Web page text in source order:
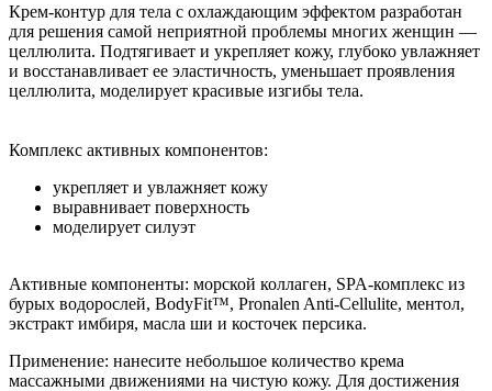
Крем-контур для тела с охлаждающим эффектом разработан
для решения самой неприятной проблемы многих женщин —
целлюлита. Подтягивает и укрепляет кожу, глубоко увлажняет
и восстанавливает ее эластичность, уменьшает проявления
целлюлита, моделирует красивые изгибы тела.
Комплекс активных компонентов:
укрепляет и увлажняет кожу
выравнивает поверхность
моделирует силуэт
Активные компоненты: морской коллаген, SPA-комплекс из
бурых водорослей, BodyFit™, Pronalen Anti-Cellulite, ментол,
экстракт имбиря, масла ши и косточек персика.
Применение: нанесите небольшое количество крема
массажными движениями на чистую кожу. Для достижения